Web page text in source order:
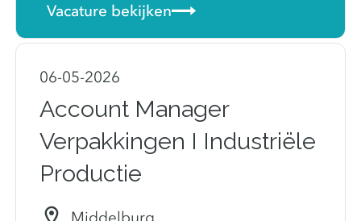
Vacature bekijken
06-05-2026
Account Manager
Verpakkingen I Industriële
Productie